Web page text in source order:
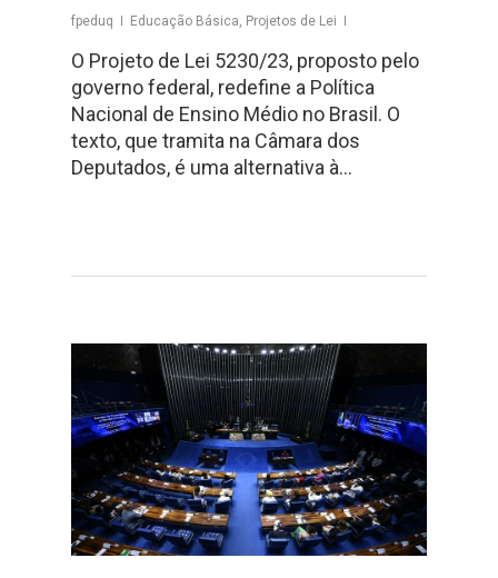
fpeduq Educação Básica Projetos de Lei
O Projeto de Lei 5230/23, proposto pelo
governo federal, redefine a Política
Nacional de Ensino Médio no Brasil. O
texto, que tramita na Câmara dos
Deputados, é uma alternativa à…